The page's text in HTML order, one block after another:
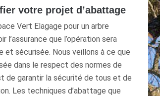
votre projet d’abattage
Vert Elagage pour un arbre
l’assurance que l’opération sera
sécurisée. Nous veillons à ce que
dans le respect des normes de
garantir la sécurité de tous et de
Les techniques d’abattage que